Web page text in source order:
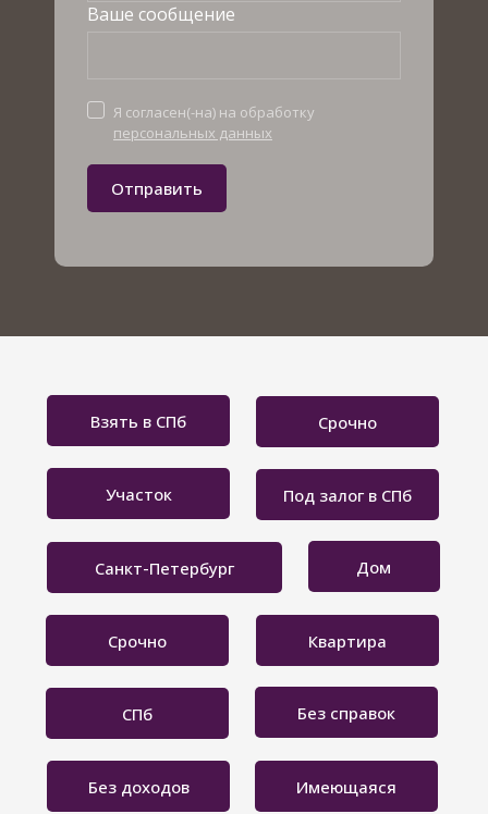
Ваше сообщение
Отправить
Я согласен(-на) на обработку
персональных данных
Без доходов
Без справок
Имеющаяся
Участок
Квартира
Дом
Срочно
СПб
Под залог в СПб
Срочно
Санкт-Петербург
Взять в СПб